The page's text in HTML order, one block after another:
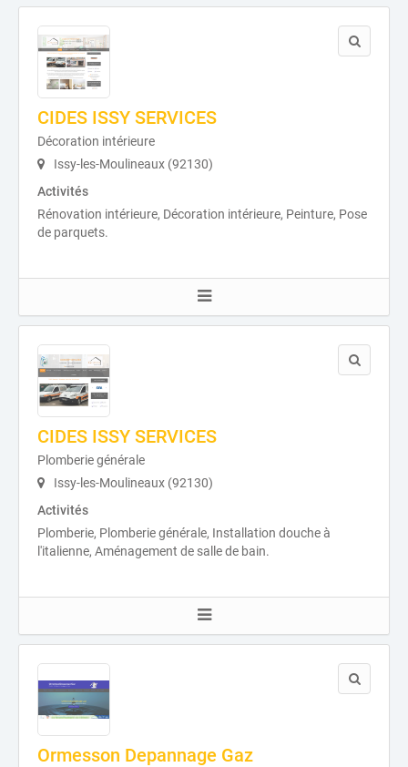
CIDES ISSY SERVICES
Décoration intérieure
Issy-les-Moulineaux (92130)
Activités
Rénovation intérieure, Décoration intérieure, Peinture, Pose
de parquets.
CIDES ISSY SERVICES
Plomberie générale
Issy-les-Moulineaux (92130)
Activités
Plomberie, Plomberie générale, Installation douche à
l'italienne, Aménagement de salle de bain.
Ormesson Depannage Gaz